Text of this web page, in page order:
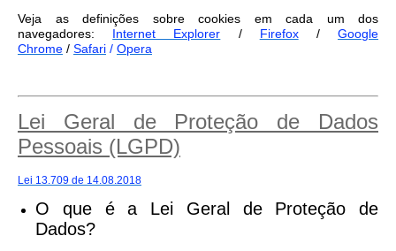
Veja as definições sobre cookies em cada um dos
navegadores: Internet Explorer / Firefox/Google
Chrome / Safari / Opera
Lei Geral de Proteção de Dados
Pessoais (LGPD)
Lei 13.709 de 14.08.2018
O que é a Lei Geral de Proteção de
Dados?